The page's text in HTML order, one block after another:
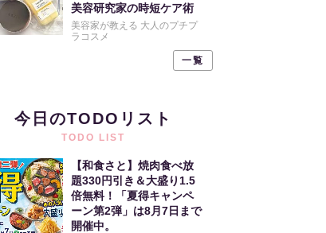
美容研究家の時短ケア術
美容家が教える 大人のプチプ
ラコスメ
一覧
今日のTODOリスト
TODO LIST
【和食さと】焼肉食べ放
題330円引き＆大盛り1.5
倍無料！「夏得キャンペ
ーン第2弾」は8月7日まで
開催中。